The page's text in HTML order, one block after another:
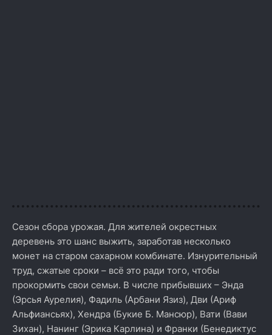
Сезон сбора урожая. Для жителей окрестных
деревень это шанс выжить, заработав несколько
монет на старом сахарном комбинате. Изнурительный
труд, сжатые сроки – всё это ради того, чтобы
прокормить свои семьи. В числе прибывших – Энда
(Эрсья Аурелия), Фадиль (Арбани Язиз), Дви (Ариф
Альфиансьях), Хендра (Букие Б. Мансюр), Вати (Вави
Зихан), Нанинг (Эрика Карлина) и Франки (Бенедиктус